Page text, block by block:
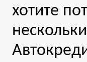
хотите